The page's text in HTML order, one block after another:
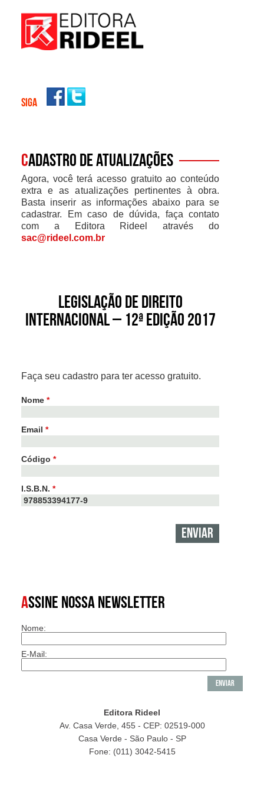
SIGA
Cadastro de atualizações
Agora, você terá acesso gratuito ao conteúdo
extra e as atualizações pertinentes à obra.
Basta inserir as informações abaixo para se
cadastrar. Em caso de dúvida, faça contato
com a Editora Rideel através do
sac@rideel.com.br
Legislação de Direito
Internacional – 12ª edição 2017
Faça seu cadastro para ter acesso gratuito.
Nome *
Email *
Código *
I.S.B.N. *
ASSINE NOSSA NEWSLETTER
Nome:
E-Mail:
Editora Rideel
Av. Casa Verde, 455 - CEP: 02519-000
Casa Verde - São Paulo - SP
Fone: (011) 3042-5415